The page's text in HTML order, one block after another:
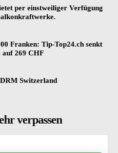
per einstweiliger Verfügung
Franken: Tip-Top24.ch senkt
auf 269 CHF
Switzerland
verpassen